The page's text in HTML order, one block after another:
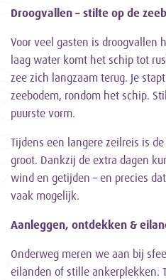
Droogvallen – stilte op de
Voor veel gasten is droogvallen
laag water komt het schip tot
zee zich langzaam terug. Je
zeebodem, rondom het schip.
puurste vorm.
Tijdens een langere zeilreis is
groot. Dankzij de extra dagen
wind en getijden – en precies
vaak mogelijk.
Aanleggen, ontdekken &
Onderweg meren we aan bij
eilanden of stille ankerplekken.